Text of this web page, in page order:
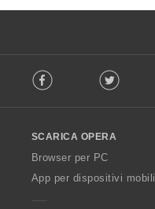
o
w
O
p
Facebook Twitter
SCARICA OPERA
Browser per PC
App per dispositivi mobili